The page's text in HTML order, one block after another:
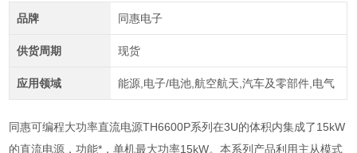
品牌 同惠电子
供货周期 现货
应用领域 能源,电子/电池,航空航天,汽车及零部件,电气
同惠可编程大功率直流电源TH6600P系列在3U的体积内集成了15kW
的直流电源，功能*，单机最大功率15kW。本系列产品利用主从模式